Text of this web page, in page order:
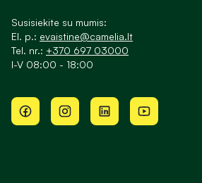
Susisiekite su mumis:
El. p.: evaistine@camelia.lt
Tel. nr.: +370 697 03000
I-V 08:00 - 18:00